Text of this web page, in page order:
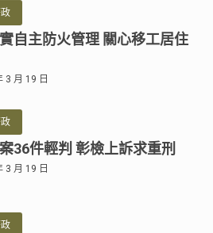
自主防火管理 關心移工居住
3 月 19 日
36件輕判 彰檢上訴求重刑
3 月 19 日